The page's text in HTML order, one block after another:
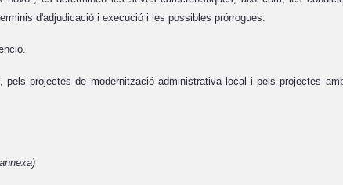
d'adjudicació i execució i les possibles prórrogues.
projectes de modernització administrativa local i pels projectes